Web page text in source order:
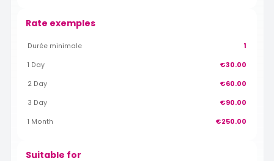
Rate exemples
Durée minimale 1
1 Day €30.00
2 Day €60.00
3 Day €90.00
1 Month €250.00
Suitable for